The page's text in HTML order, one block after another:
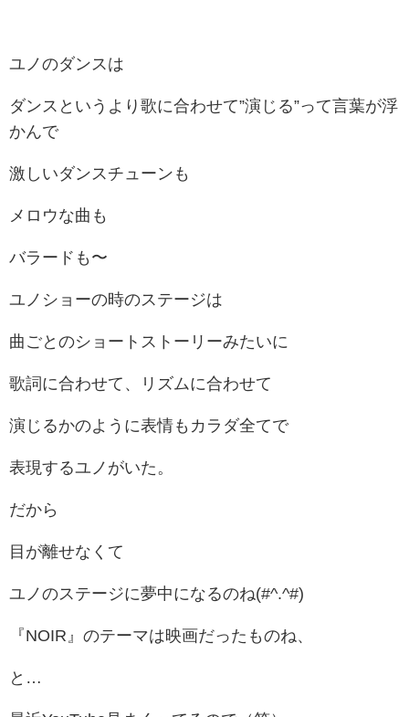
ユノのダンスは
ダンスというより歌に合わせて”演じる”って言葉が浮
かんで
激しいダンスチューンも
メロウな曲も
バラードも〜
ユノショーの時のステージは
曲ごとのショートストーリーみたいに
歌詞に合わせて、リズムに合わせて
演じるかのように表情もカラダ全てで
表現するユノがいた。
だから
目が離せなくて
ユノのステージに夢中になるのね(#^.^#)
『NOIR』のテーマは映画だったものね、
と…